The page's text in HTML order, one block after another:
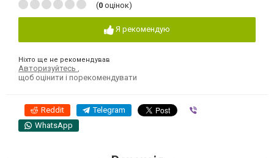
(0 оцінок)
Я рекомендую
Ніхто ще не рекомендував
Авторизуйтесь
щоб оцінити і порекомендувати
Reddit Telegram
WhatsApp